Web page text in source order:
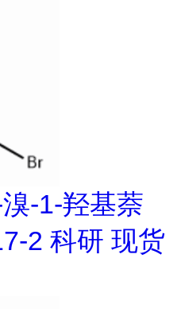
-1-羟基萘
2 科研 现货